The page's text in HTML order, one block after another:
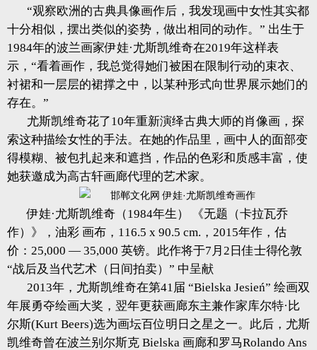
“观察欧洲的古典具像画作后，我发现画中女性其实都
十分相似，摆出类似的姿势，做出相同的动作。” 出生于
1984年的波兰画家伊娃·尤斯凯维奇在2019年这样表
示，“看着画作，我总觉得她们被困在限制行动的束衣、
衬裙和一层层的裙撑之中，以某种形式向世界展示她们的
存在。”
尤斯凯维奇花了10年重新演绎古典大师的肖像画，探
索这种描绘女性的手法。在她的作品里，画中人的面部变
得模糊、被包扎起来和遮挡，作品的色彩和质感丰富，使
她获邀成为高古轩画廊代理的艺术家。
伊娃·尤斯凯维奇（1984年生） 《无题（卡拉瓦乔
作）》，油彩 画布，116.5 x 90.5 cm.，2015年作，估
价：25,000 — 35,000 英镑。此作将于7月2日佳士得伦敦
“战后及当代艺术（日间拍卖）” 中呈献
2013年，尤斯凯维奇在第41届 “Bielska Jesień” 绘画双
年展勇夺绘画大奖，翌年更获画廊东主兼作家库尔特·比
尔斯(Kurt Beers)选为画坛百位明日之星之一。此后，尤斯
凯维奇曾在波兰别尔斯克 Bielska 画廊和罗马Rolando Ans